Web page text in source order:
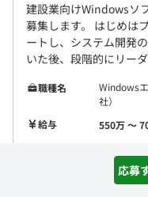
応募
建設業向けWindowsソ
募集します。 はじめは
ートし、システム開発
いた後、段階的にリー
職種名
Windows
社）
給与
550万 〜
C＃